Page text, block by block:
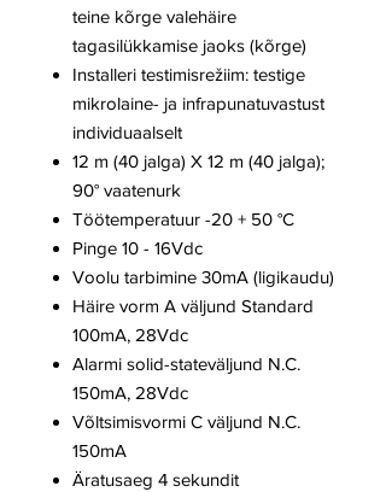
teine kõrge valehäire
tagasilükkamise jaoks (kõrge)
Installeri testimisrežiim: testige
mikrolaine- ja infrapunatuvastust
individuaalselt
12 m (40 jalga) X 12 m (40 jalga);
90° vaatenurk
Töötemperatuur -20 + 50 °C
Pinge 10 - 16Vdc
Voolu tarbimine 30mA (ligikaudu)
Häire vorm A väljund Standard
100mA, 28Vdc
Alarmi solid-stateväljund N.C.
150mA, 28Vdc
Võltsimisvormi C väljund N.C.
150mA
Äratusaeg 4 sekundit